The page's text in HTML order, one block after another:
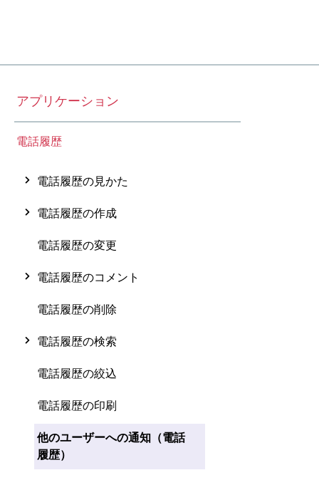
アプリケーション
電話履歴
電話履歴の見かた
電話履歴の作成
電話履歴の変更
電話履歴のコメント
電話履歴の削除
電話履歴の検索
電話履歴の絞込
電話履歴の印刷
他のユーザーへの通知（電話
履歴）